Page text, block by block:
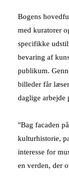
Bogens
med kuratorer
specifikke
bevaring af
publikum.
billeder får
daglige arbejde
"Bag facaden
kulturhistorie,
interesse for
en verden, der